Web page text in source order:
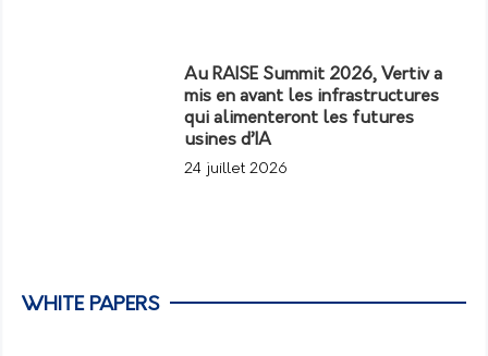
Au RAISE Summit 2026, Vertiv a
mis en avant les infrastructures
qui alimenteront les futures
usines d’IA
24 juillet 2026
WHITE PAPERS